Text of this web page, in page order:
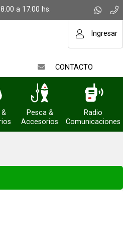
a 17.00 hs.
Ingresar
CONTACTO
Pesca &
Accesorios
Radio
Comunicaciones